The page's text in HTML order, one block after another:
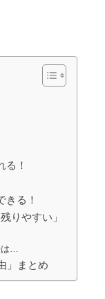
る！
きる！
りやすい」
…
」まとめ